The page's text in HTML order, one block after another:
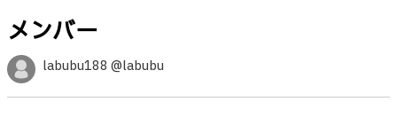
メンバー
labubu188 @labubu